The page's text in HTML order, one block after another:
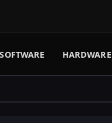
SOFTWARE HARDWARE